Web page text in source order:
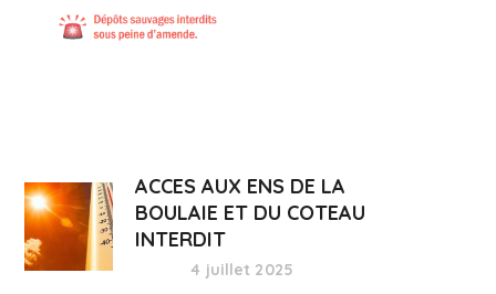
ACCES AUX ENS DE LA
BOULAIE ET DU COTEAU
INTERDIT
4 juillet 2025